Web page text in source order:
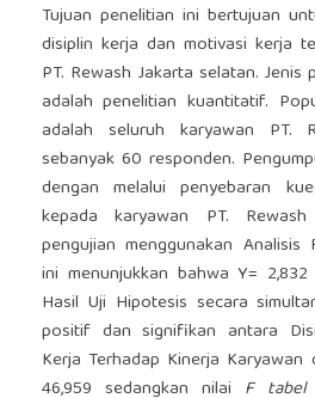
Tujuan penelitian ini bertujuan
disiplin kerja dan motivasi kerja
PT. Rewash Jakarta selatan.
adalah penelitian kuantitatif.
adalah seluruh karyawan PT.
sebanyak 60 responden.
dengan melalui penyebaran
kepada karyawan PT.
pengujian menggunakan
ini menunjukkan bahwa Y=
Hasil Uji Hipotesis secara
positif dan signifikan antara
Kerja Terhadap Kinerja Karyawan
46,959 sedangkan nilai F tabel